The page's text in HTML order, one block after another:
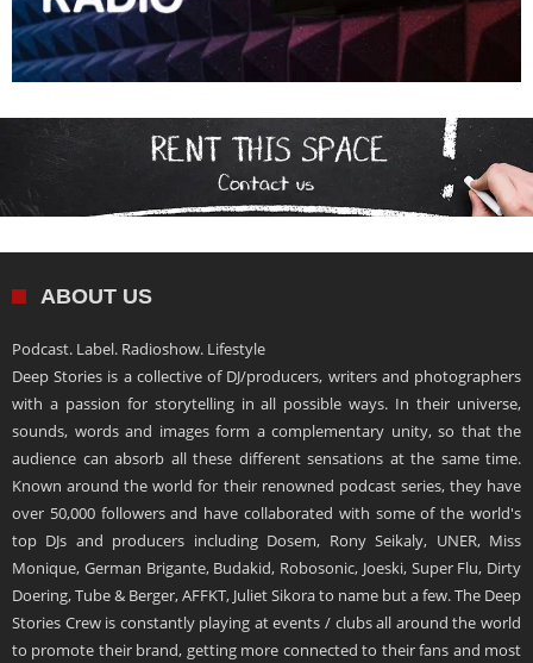
ABOUT US
Podcast. Label. Radioshow. Lifestyle
Deep Stories is a collective of DJ/producers, writers and photographers
with a passion for storytelling in all possible ways. In their universe,
sounds, words and images form a complementary unity, so that the
audience can absorb all these different sensations at the same time.
Known around the world for their renowned podcast series, they have
over 50,000 followers and have collaborated with some of the world's
top DJs and producers including Dosem, Rony Seikaly, UNER, Miss
Monique, German Brigante, Budakid, Robosonic, Joeski, Super Flu, Dirty
Doering, Tube & Berger, AFFKT, Juliet Sikora to name but a few. The Deep
Stories Crew is constantly playing at events / clubs all around the world
to promote their brand, getting more connected to their fans and most